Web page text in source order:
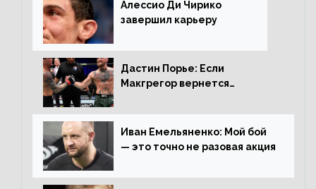
Алессио Ди Чирико
завершил карьеру
Дастин Порье: Если
Макгрегор вернется
раунда на Чендлера
Иван Емельяненко: Мой бой
— это точно не разовая акция